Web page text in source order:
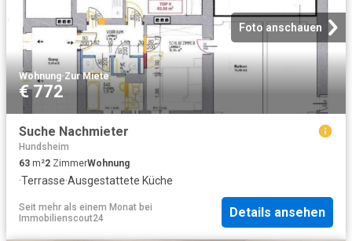
Foto anschauen
Wohnung·Zur Miete
€ 772
Suche Nachmieter
Hundsheim
63 m²2 ZimmerWohnung
·Terrasse·Ausgestattete Küche
Seit mehr als einem Monat bei
Immobilienscout24
Details ansehen